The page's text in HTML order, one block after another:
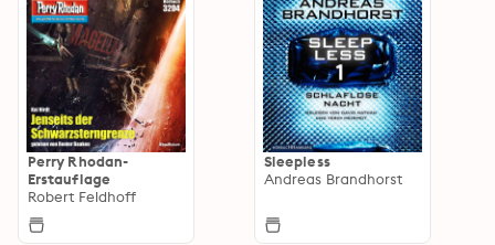
Perry Rhodan-
Erstauflage
Robert Feldhoff
Sleepless
Andreas Brandhorst